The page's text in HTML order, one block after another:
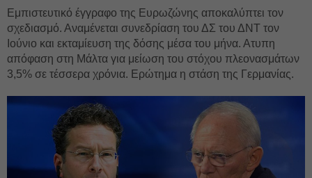
Εμπιστευτικό έγγραφο της Ευρωζώνης αποκαλύπτει τον
σχεδιασμό. Αναμένεται συνεδρίαση του ΔΣ του ΔΝΤ τον
Ιούνιο και εκταμίευση της δόσης μέσα του μήνα. Ατυπη
απόφαση στη Μάλτα για μείωση του στόχου πλεονασμάτων
3,5% σε τέσσερα χρόνια. Ερώτημα η στάση της Γερμανίας.